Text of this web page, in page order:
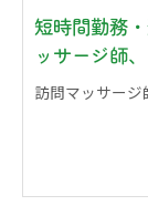
短時間勤務
ッサージ師
訪問マッサー